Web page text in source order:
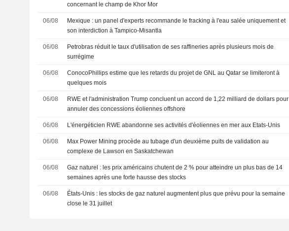
concernant le champ de Khor Mor
06/08
Mexique : un panel d'experts recommande le fracking à l'eau salée uniquement et
son interdiction à Tampico-Misantla
06/08
Petrobras réduit le taux d'utilisation de ses raffineries après plusieurs mois de
surrégime
06/08
ConocoPhillips estime que les retards du projet de GNL au Qatar se limiteront à
quelques mois
06/08
RWE et l'administration Trump concluent un accord de 1,22 milliard de dollars pour
annuler des concessions éoliennes offshore
06/08 L'énergéticien RWE abandonne ses activités d'éoliennes en mer aux Etats-Unis
06/08
Max Power Mining procède au tubage d'un deuxième puits de validation au
complexe de Lawson en Saskatchewan
06/08
Gaz naturel : les prix américains chutent de 2 % pour atteindre un plus bas de 14
semaines après une forte hausse des stocks
06/08
États-Unis : les stocks de gaz naturel augmentent plus que prévu pour la semaine
close le 31 juillet